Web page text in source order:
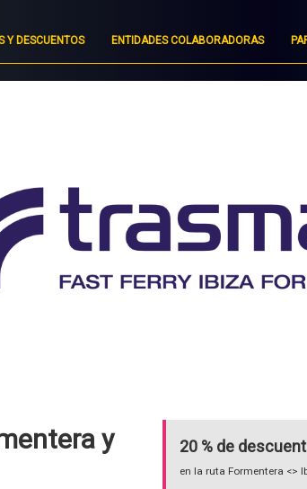
Y DESCUENTOS ENTIDADES COLABORADORAS
y
20 % de
en la ruta Formentera <>